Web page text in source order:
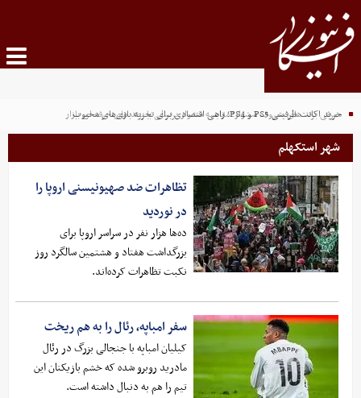
خرید اکانت ظرفیتی PS5 و PS4؛ راهی اقتصادی برای تجربه بازی‌های محبوب
معرفی برند های معروف سشوار؛ مقایسه سشوار پرنسلی با برند های حرفه ای بازار
شهر استکهلم
تظاهرات ضد صهیونیسنی اروپا را
در نوردید
ده‌ها هزار نفر در سراسر اروپا برای
بزرگداشت هفتاد و هشتمین سالگرد روز
نکبت تظاهرات کرده‌اند.
سفر امباپه، رئال را به هم ریخت
کیلیان امباپه با جنجالی بزرگ در رئال
مادرید روبرو شده که خشم بازیکنان این
تیم را هم به دنبال داشته است.